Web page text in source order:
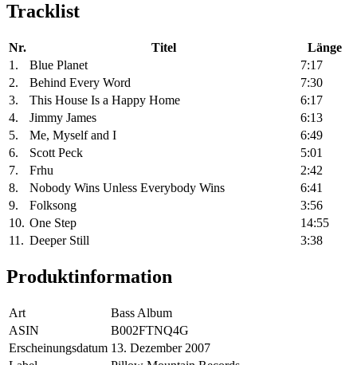
Tracklist
Nr. Titel
Länge
1.
Blue Planet
7:17
2.
Behind Every Word
7:30
3.
This House Is a Happy Home
6:17
4.
Jimmy James
6:13
5.
Me, Myself and I
6:49
6.
Scott Peck
5:01
7.
Frhu
2:42
8.
Nobody Wins Unless Everybody Wins
6:41
9.
Folksong
3:56
10. One Step
14:55
11. Deeper Still 3:38
Produktinformation
Art
Bass Album
ASIN
B002FTNQ4G
Erscheinungsdatum 13. Dezember 2007